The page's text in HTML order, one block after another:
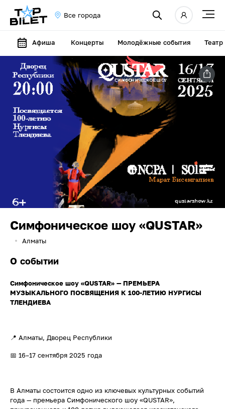
Все города
Афиша Концерты Молодёжные события Театр
Симфоническое шоу «QUSTAR»
Алматы
О событии
Симфоническое шоу «QUSTAR» — ПРЕМЬЕРА
МУЗЫКАЛЬНОГО ПОСВЯЩЕНИЯ К 100-ЛЕТИЮ НУРГИСЫ
ТЛЕНДИЕВА
📍 Алматы, Дворец Республики
📅 16–17 сентября 2025 года
В Алматы состоится одно из ключевых культурных событий
года — премьера Симфонического шоу «QUSTAR»,